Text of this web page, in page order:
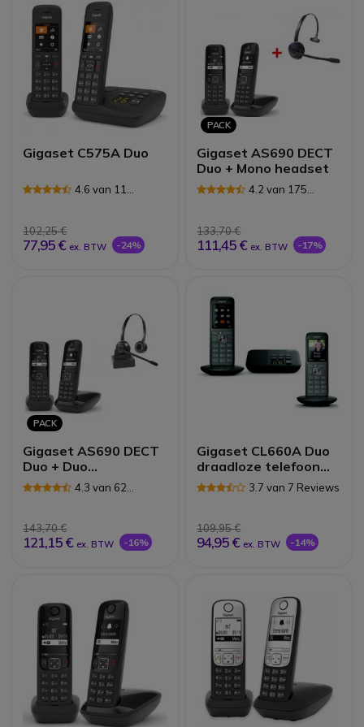
Gigaset C575A Duo
4.6 van 11
102,25 €
77,95 € ex. BTW -24%
PACK
Gigaset AS690 DECT
Duo + Mono headset
4.2 van 175
133,70 €
111,45 € ex. BTW -17%
PACK
Gigaset AS690 DECT
Duo + Duo
Hoofdtelefoon
4.3 van 62
143,70 €
121,15 € ex. BTW -16%
Gigaset CL660A Duo
draadloze telefoon
met
antwoordapparaat
3.7 van 7 Reviews
109,95 €
94,95 € ex. BTW -14%